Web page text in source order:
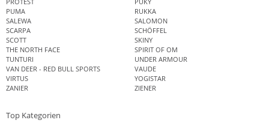
PUMA
RUKKA
SALEWA
SALOMON
SCARPA
SCHÖFFEL
SCOTT
SKINY
THE NORTH FACE
SPIRIT OF OM
TUNTURI
UNDER ARMOUR
VAN DEER - RED BULL SPORTS
VAUDE
VIRTUS
YOGISTAR
ZANIER
ZIENER
Top Kategorien